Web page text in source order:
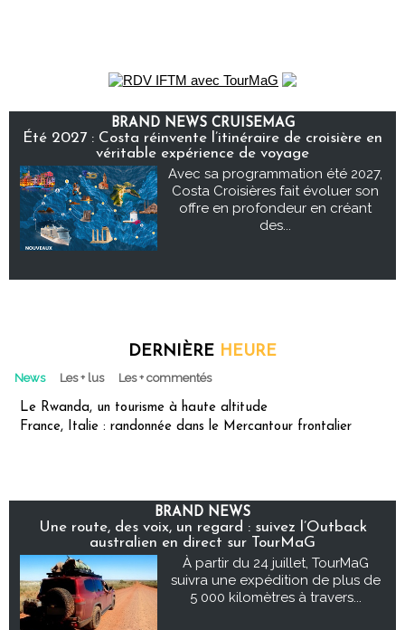
BRAND NEWS CRUISEMAG
Été 2027 : Costa réinvente l’itinéraire de croisière en
véritable expérience de voyage
Avec sa programmation été 2027,
Costa Croisières fait évoluer son
offre en profondeur en créant
des...
DERNIÈRE HEURE
News Les + lus Les + commentés
Le Rwanda, un tourisme à haute altitude
France, Italie : randonnée dans le Mercantour frontalier
BRAND NEWS
Une route, des voix, un regard : suivez l’Outback
australien en direct sur TourMaG
À partir du 24 juillet, TourMaG
suivra une expédition de plus de
5 000 kilomètres à travers...